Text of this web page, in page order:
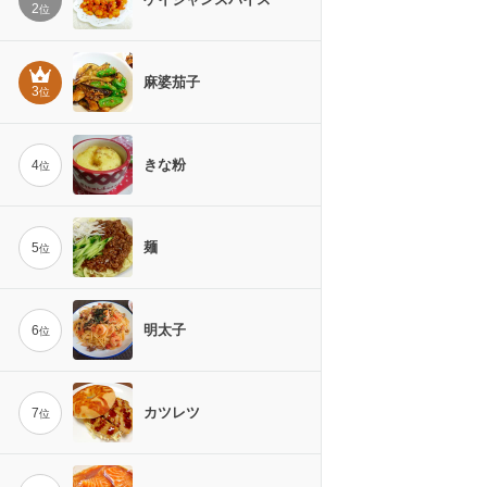
2位
3位
麻婆茄子
4位 きな粉
5位 麺
6位 明太子
7位 カツレツ